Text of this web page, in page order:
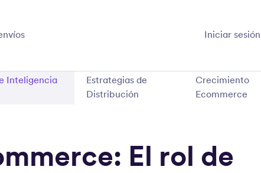
Iniciar sesión
Inteligencia
Estrategias de
Distribución
Crecimiento
Ecommerce
El rol de